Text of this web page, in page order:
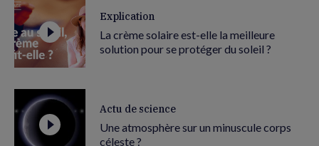
Explication
La crème solaire est-elle la meilleure
solution pour se protéger du soleil ?
Actu de science
Une atmosphère sur un minuscule corps
céleste ?